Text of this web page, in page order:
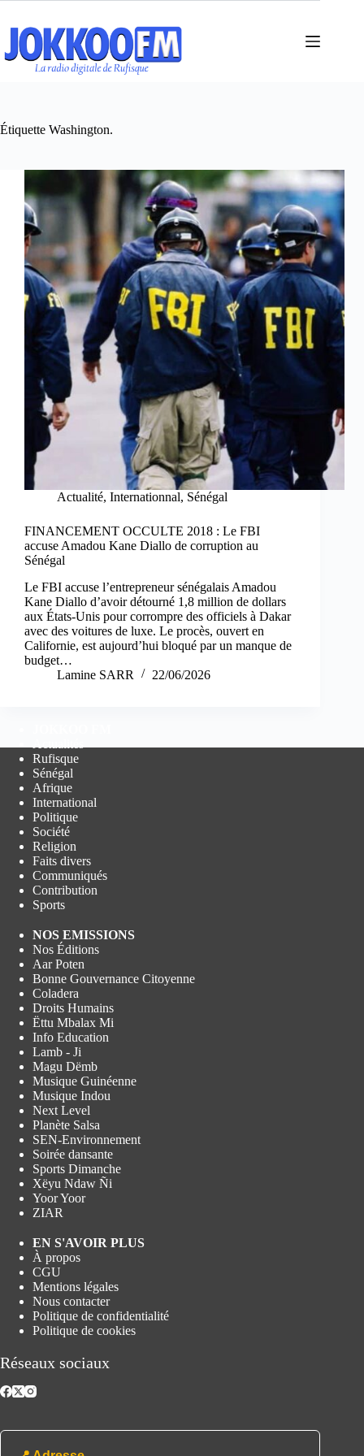
contenu
Étiquette Washington.
Actualité, Internationnal, Sénégal
FINANCEMENT OCCULTE 2018 : Le FBI
accuse Amadou Kane Diallo de corruption au
Sénégal
Le FBI accuse l’entrepreneur sénégalais Amadou
Kane Diallo d’avoir détourné 1,8 million de dollars
aux États-Unis pour corrompre des officiels à Dakar
avec des voitures de luxe. Le procès, ouvert en
Californie, est aujourd’hui bloqué par un manque de
budget…
Lamine SARR
22/06/2026
Rufisque
Sénégal
Afrique
International
Politique
Société
Religion
Faits divers
Communiqués
Contribution
Sports
NOS EMISSIONS
Nos Éditions
Aar Poten
Bonne Gouvernance Citoyenne
Coladera
Droits Humains
Ëttu Mbalax Mi
Info Education
Lamb - Ji
Magu Dëmb
Musique Guinéenne
Musique Indou
Next Level
Planète Salsa
SEN-Environnement
Soirée dansante
Sports Dimanche
Xëyu Ndaw Ñi
Yoor Yoor
ZIAR
EN S'AVOIR PLUS
À propos
CGU
Mentions légales
Nous contacter
Politique de confidentialité
Politique de cookies
Réseaux sociaux